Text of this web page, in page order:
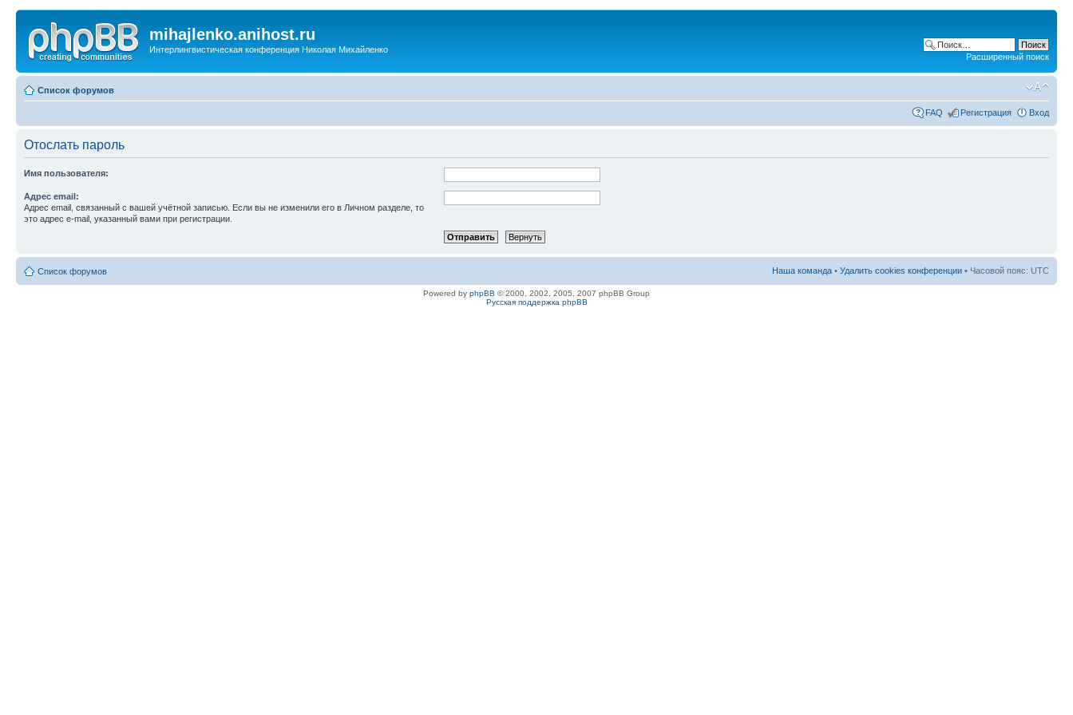
mihajlenko.anihost.ru
Интерлингвистическая конференция Николая Михайленко
Расширенный поиск
Список форумов
FAQ Регистрация Вход
Отослать пароль
Имя пользователя:
Адрес email:
Адрес email, связанный с вашей учётной записью. Если вы не изменили его в Личном разделе, то
это адрес e-mail, указанный вами при регистрации.
Список форумов Наша команда • Удалить cookies конференции • Часовой пояс: UTC
Powered by phpBB © 2000, 2002, 2005, 2007 phpBB Group
Русская поддержка phpBB